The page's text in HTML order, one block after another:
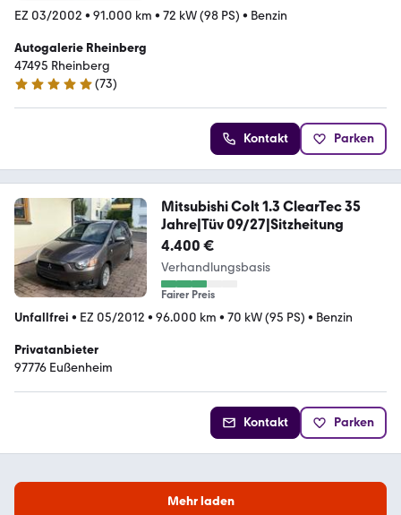
EZ 03/2002 • 91.000 km • 72 kW (98 PS) • Benzin
Autogalerie Rheinberg
47495 Rheinberg
4.8 Sterne
(73)
Kontakt Parken
Mitsubishi Colt 1.3 ClearTec 35
Jahre|Tüv 09/27|Sitzheitung
4.400 €
Verhandlungsbasis
Fairer Preis
Unfallfrei • EZ 05/2012 • 96.000 km • 70 kW (95 PS) • Benzin
Privatanbieter
97776 Eußenheim
Kontakt Parken
Mehr laden